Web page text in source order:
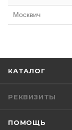
Москвич
КАТАЛОГ
РЕКВИЗИТЫ
ПОМОЩЬ